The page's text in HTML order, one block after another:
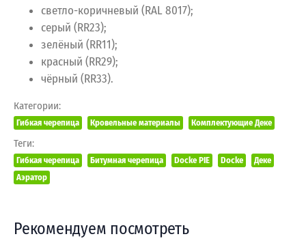
светло-коричневый (RAL 8017);
серый (RR23);
зелёный (RR11);
красный (RR29);
чёрный (RR33).
Категории:
Гибкая черепица Кровельные материалы Комплектующие Деке
Теги:
Гибкая черепица Битумная черепица Docke PIE Docke
Деке
Аэратор
Рекомендуем посмотреть